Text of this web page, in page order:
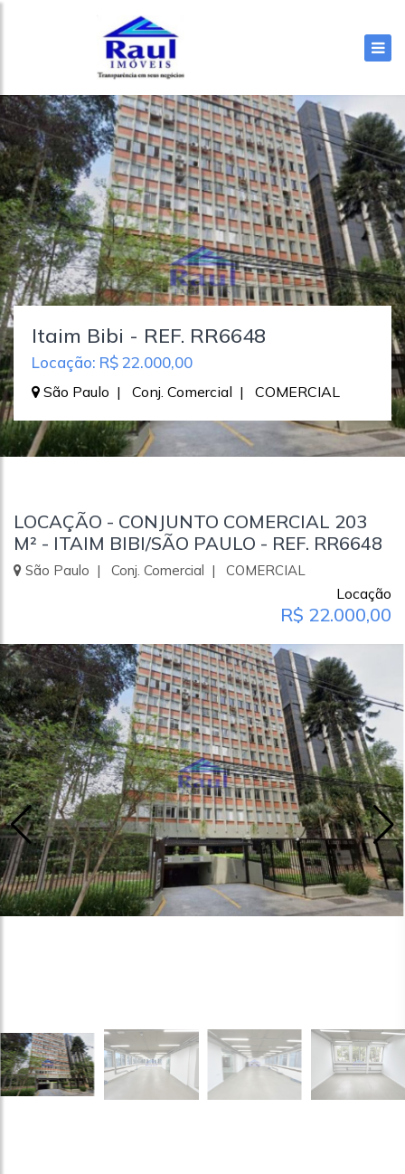
Itaim Bibi - REF. RR6648
Locação: R$ 22.000,00
São Paulo | Conj. Comercial | COMERCIAL
LOCAÇÃO - CONJUNTO COMERCIAL 203
M² - ITAIM BIBI/SÃO PAULO - REF. RR6648
São Paulo | Conj. Comercial | COMERCIAL
Locação
R$ 22.000,00